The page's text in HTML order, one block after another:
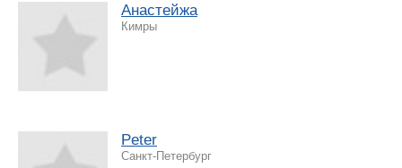
Анастейжа
Кимры
Peter
Санкт-Петербург